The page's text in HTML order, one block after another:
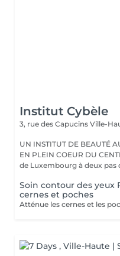
Institut Cybèle
3, rue des Capucins Ville-
UN INSTITUT DE BEAUTÉ
EN PLEIN COEUR DU CENTRE VILLE Situé en
de Luxembourg à deux pas
Soin contour des yeux
cernes et poches